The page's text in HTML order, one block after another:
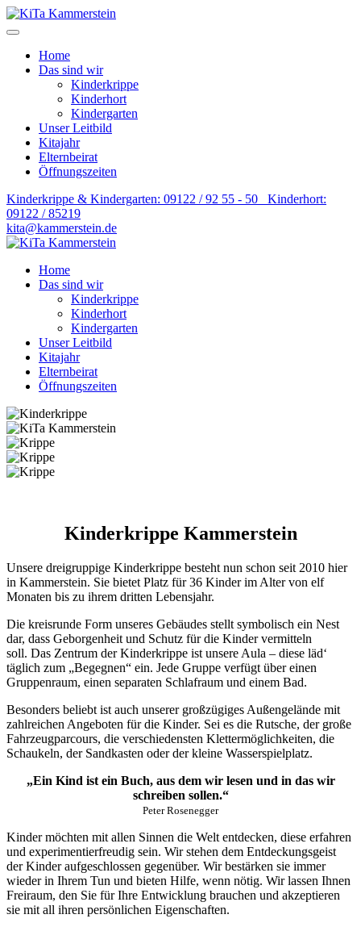
Home
Das sind wir
Kinderkrippe
Kinderhort
Kindergarten
Unser Leitbild
Kitajahr
Elternbeirat
Öffnungszeiten
Kinderkrippe & Kindergarten: 09122 / 92 55 - 50 Kinderhort:
09122 / 85219
kita@kammerstein.de
Home
Das sind wir
Kinderkrippe
Kinderhort
Kindergarten
Unser Leitbild
Kitajahr
Elternbeirat
Öffnungszeiten
Kinderkrippe Kammerstein
Unsere dreigruppige Kinderkrippe besteht nun schon seit 2010 hier
in Kammerstein. Sie bietet Platz für 36 Kinder im Alter von elf
Monaten bis zu ihrem dritten Lebensjahr.
Die kreisrunde Form unseres Gebäudes stellt symbolisch ein Nest
dar, dass Geborgenheit und Schutz für die Kinder vermitteln
soll. Das Zentrum der Kinderkrippe ist unsere Aula – diese läd‘
täglich zum „Begegnen“ ein. Jede Gruppe verfügt über einen
Gruppenraum, einen separaten Schlafraum und einem Bad.
Besonders beliebt ist auch unserer großzügiges Außengelände mit
zahlreichen Angeboten für die Kinder. Sei es die Rutsche, der große
Fahrzeugparcours, die verschiedensten Klettermöglichkeiten, die
Schaukeln, der Sandkasten oder der kleine Wasserspielplatz.
„Ein Kind ist ein Buch, aus dem wir lesen und in das wir
schreiben sollen.“
Peter Rosenegger
Kinder möchten mit allen Sinnen die Welt entdecken, diese erfahren
und experimentierfreudig sein. Wir stehen dem Entdeckungsgeist
der Kinder aufgeschlossen gegenüber. Wir bestärken sie immer
wieder in Ihrem Tun und bieten Hilfe, wenn nötig. Wir lassen Ihnen
Freiraum, den Sie für Ihre Entwicklung brauchen und akzeptieren
sie mit all ihren persönlichen Eigenschaften.